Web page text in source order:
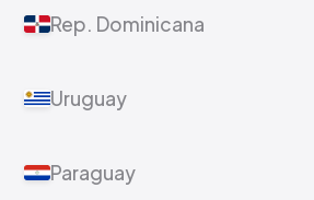
Rep. Dominicana
Uruguay
Paraguay